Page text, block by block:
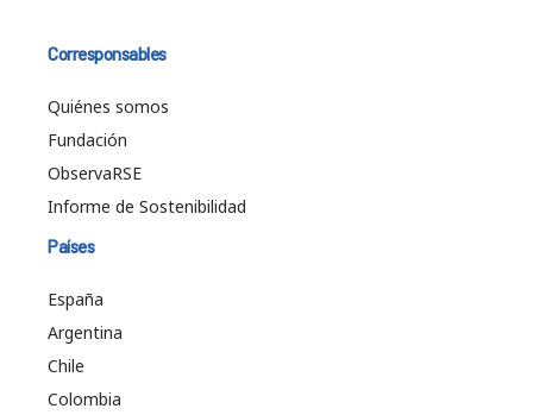
Corresponsables
Quiénes somos
Fundación
ObservaRSE
Informe de Sostenibilidad
Países
España
Argentina
Chile
Colombia